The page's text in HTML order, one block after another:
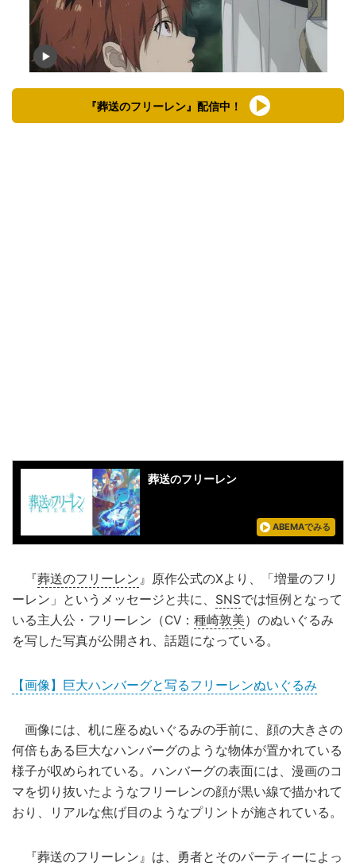
『葬送のフリーレン』配信中！
葬送のフリーレン
ABEMAでみる
『葬送のフリーレン』原作公式のXより、「増量のフリ
ーレン」というメッセージと共に、 SNSでは恒例となって
いる主人公・フリーレン（CV： 種崎敦美）のぬいぐるみ
を写した写真が公開され、話題になっている。
【画像】巨大ハンバーグと写るフリーレンぬいぐるみ
画像には、机に座るぬいぐるみの手前に、顔の大きさの
何倍もある巨大なハンバーグのような物体が置かれている
様子が収められている。ハンバーグの表面には、漫画のコ
マを切り抜いたようなフリーレンの顔が黒い線で描かれて
おり、リアルな焦げ目のようなプリントが施されている。
『葬送のフリーレン』は、勇者とそのパーティーによっ